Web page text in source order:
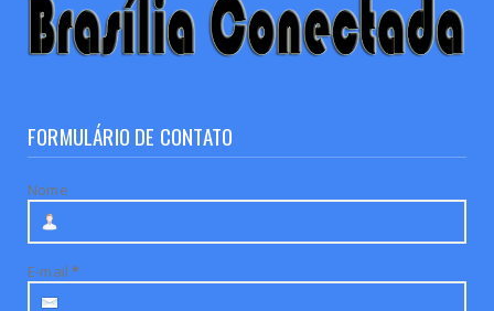
FORMULÁRIO DE CONTATO
Nome
E-mail*